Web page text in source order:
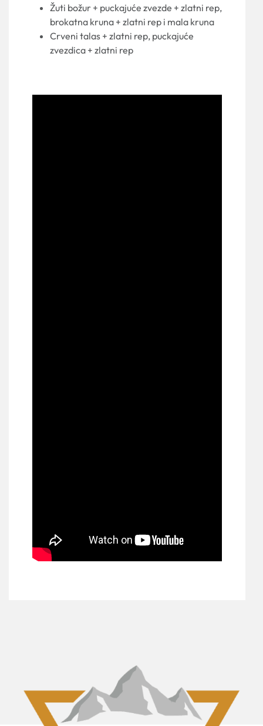
Žuti božur + puckajuće zvezde + zlatni rep,
brokatna kruna + zlatni rep i mala kruna
Crveni talas + zlatni rep, puckajuće
zvezdica + zlatni rep